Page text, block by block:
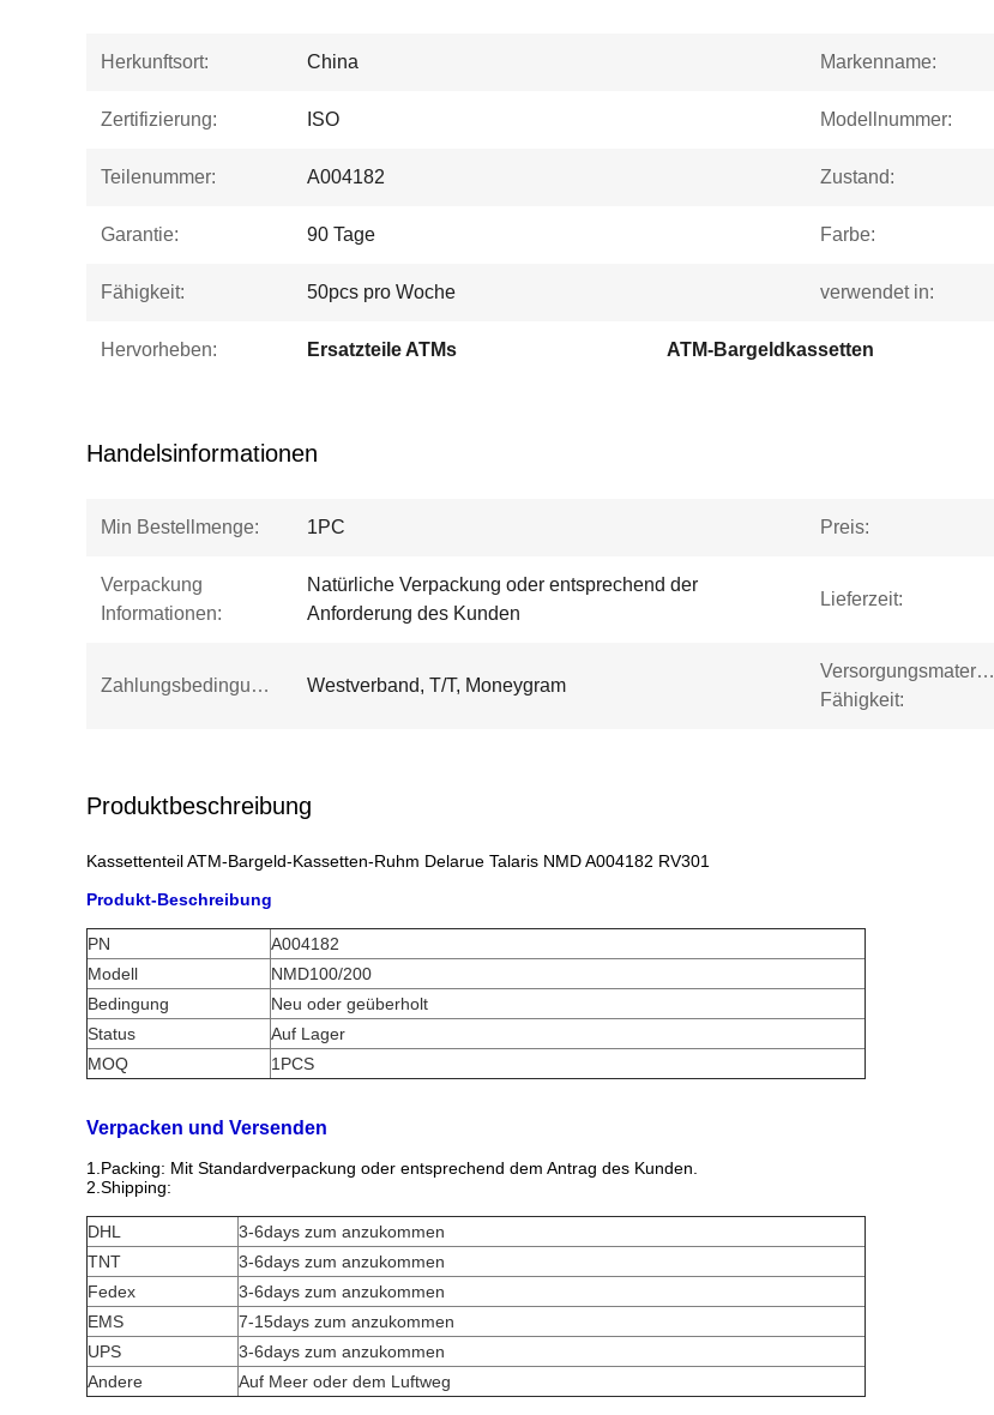
Herkunftsort: China Markenname:
Zertifizierung: ISO Modellnummer:
Teilenummer: A004182 Zustand:
Garantie: 90 Tage Farbe:
Fähigkeit: 50pcs pro Woche verwendet in:
Hervorheben: Ersatzteile ATMs ATM-Bargeldkassetten
Handelsinformationen
Min Bestellmenge: 1PC Preis:
Verpackung
Informationen:
Natürliche Verpackung oder entsprechend der
Anforderung des Kunden
Lieferzeit:
Zahlungsbedingungen: Westverband, T/T, Moneygram
Versorgungsmaterial-
Fähigkeit:
Produktbeschreibung
Kassettenteil ATM-Bargeld-Kassetten-Ruhm Delarue Talaris NMD A004182 RV301
Produkt-Beschreibung
PN
A004182
Modell
NMD100/200
Bedingung
Neu oder geüberholt
Status
Auf Lager
MOQ
1PCS
Verpacken und Versenden
1.Packing: Mit Standardverpackung oder entsprechend dem Antrag des Kunden.
2.Shipping:
DHL
3-6days zum anzukommen
TNT
3-6days zum anzukommen
Fedex
3-6days zum anzukommen
EMS
7-15days zum anzukommen
UPS
3-6days zum anzukommen
Andere
Auf Meer oder dem Luftweg